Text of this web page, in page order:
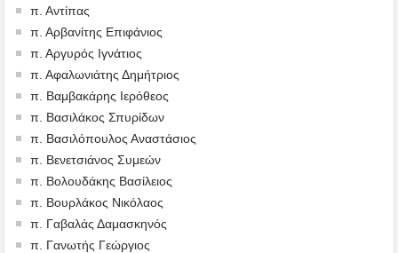
π. Αντίπας
π. Αρβανίτης Επιφάνιος
π. Αργυρός Ιγνάτιος
π. Αφαλωνιάτης Δημήτριος
π. Βαμβακάρης Ιερόθεος
π. Βασιλάκος Σπυρίδων
π. Βασιλόπουλος Αναστάσιος
π. Βενετσιάνος Συμεών
π. Βολουδάκης Βασίλειος
π. Βουρλάκος Νικόλαος
π. Γαβαλάς Δαμασκηνός
π. Γανωτής Γεώργιος